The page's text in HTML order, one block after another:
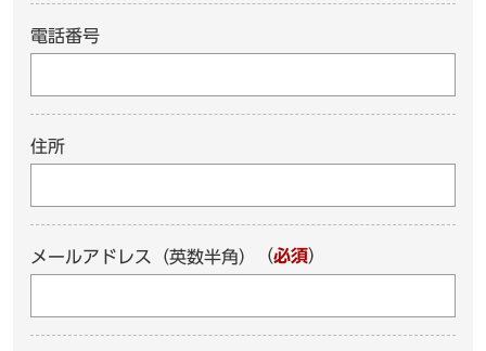
電話番号
住所
メールアドレス（英数半角） （必須）